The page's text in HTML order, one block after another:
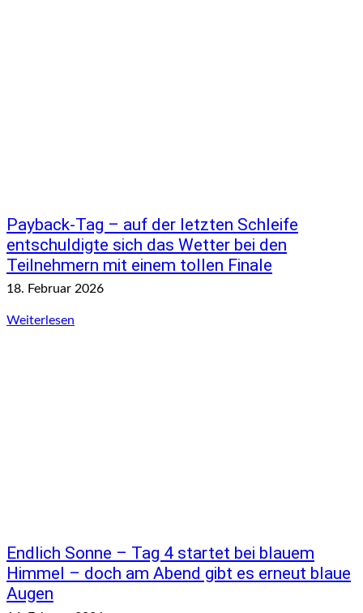
Payback-Tag – auf der letzten Schleife
entschuldigte sich das Wetter bei den
Teilnehmern mit einem tollen Finale
18. Februar 2026
Weiterlesen
Endlich Sonne – Tag 4 startet bei blauem
Himmel – doch am Abend gibt es erneut blaue
Augen